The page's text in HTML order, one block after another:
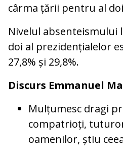
cârma țării pentru al
Nivelul absenteismului
doi al prezidențialelor
27,8% și 29,8%.
Discurs Emmanuel
Mulțumesc dragi
compatrioți,
oamenilor, știu